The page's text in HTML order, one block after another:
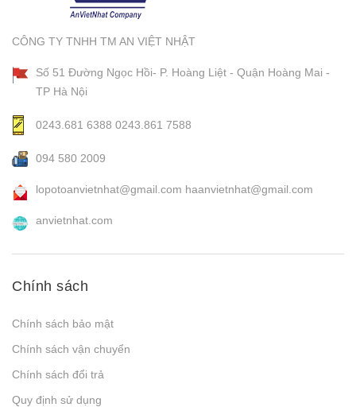
CÔNG TY TNHH TM AN VIỆT NHẬT
Số 51 Đường Ngọc Hồi- P. Hoàng Liệt - Quận Hoàng Mai -
TP Hà Nội
0243.681 6388 0243.861 7588
094 580 2009
lopotoanvietnhat@gmail.com haanvietnhat@gmail.com
anvietnhat.com
Chính sách
Chính sách bảo mật
Chính sách vận chuyển
Chính sách đổi trả
Quy định sử dụng